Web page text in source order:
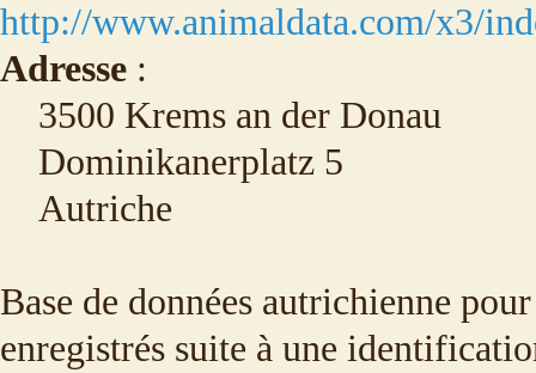
http://www.animaldata.com/x3/
Adresse :
3500 Krems an der Donau
Dominikanerplatz 5
Autriche
Base de données autrichienne
enregistrés suite à une